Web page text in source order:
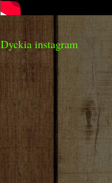
Dyckia instagram